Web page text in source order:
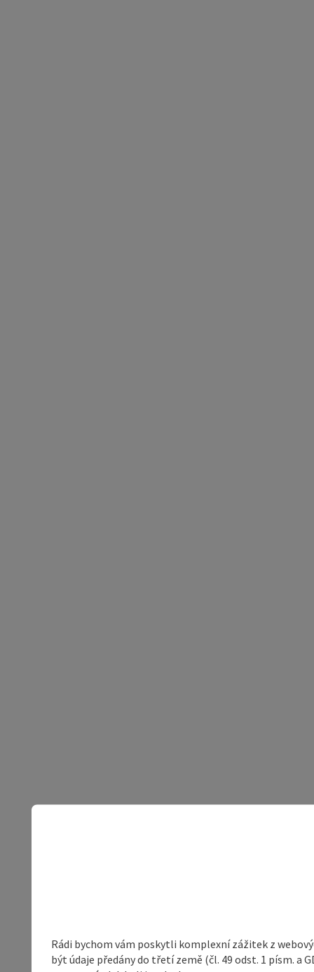
Rádi bychom vám poskytli komplexní zážitek z
být údaje předány do třetí země (čl. 49 odst. 1 písm.